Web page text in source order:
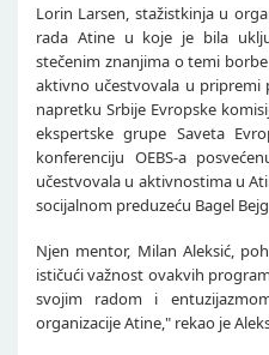
Lorin Larsen, stažistkinja u
rada Atine u koje je bila
stečenim znanjima o temi
aktivno učestvovala u pripremi
napretku Srbije Evropske
ekspertske grupe Saveta
konferenciju OEBS-a
učestvovala u aktivnostima u
socijalnom preduzeću Bagel
Njen mentor, Milan Aleksić,
ističući važnost ovakvih
svojim radom i
organizacije Atine," rekao je